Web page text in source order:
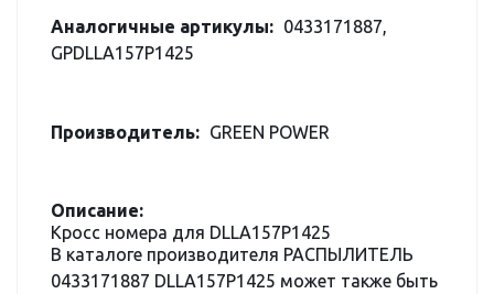
Аналогичные артикулы: 0433171887,
GPDLLA157P1425
Производитель: GREEN POWER
Описание:
Кросс номера для DLLA157P1425
В каталоге производителя РАСПЫЛИТЕЛЬ
0433171887 DLLA157P1425 может также быть